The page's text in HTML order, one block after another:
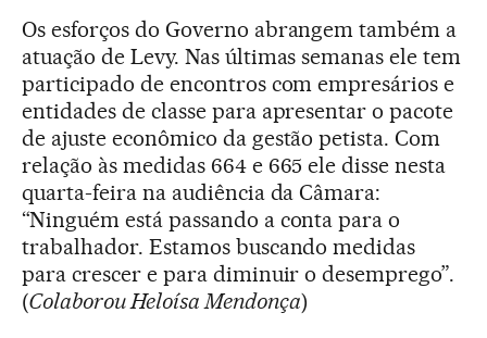
Os esforços do Governo abrangem também a
atuação de Levy. Nas últimas semanas ele tem
participado de encontros com empresários e
entidades de classe para apresentar o pacote
de ajuste econômico da gestão petista. Com
relação às medidas 664 e 665 ele disse nesta
quarta-feira na audiência da Câmara:
“Ninguém está passando a conta para o
trabalhador. Estamos buscando medidas
para crescer e para diminuir o desemprego”.
(Colaborou Heloísa Mendonça)